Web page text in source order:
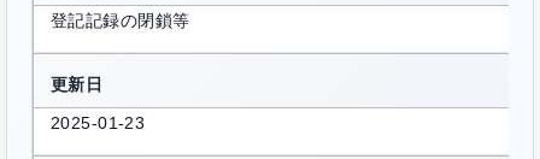
登記記録の閉鎖等
更新日
2025-01-23